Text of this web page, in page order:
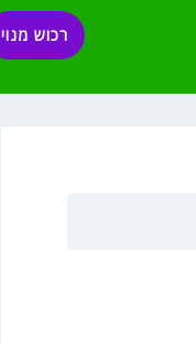
רכוש מנוי